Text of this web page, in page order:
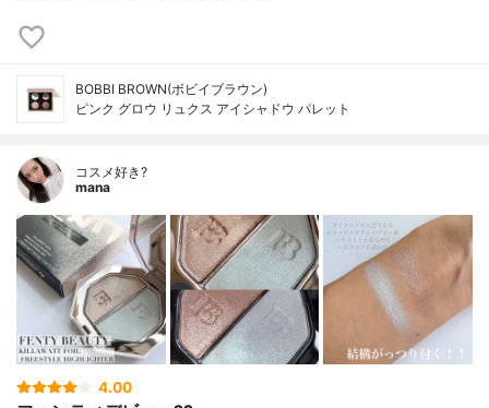
BOBBI BROWN(ボビイブラウン)
ピンク グロウ リュクス アイシャドウ パレット
コスメ好き?
mana
4.00